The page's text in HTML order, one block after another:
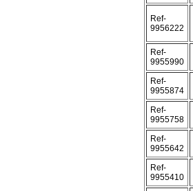
Ref-
9956222
Ref-
9955990
Ref-
9955874
Ref-
9955758
Ref-
9955642
Ref-
9955410